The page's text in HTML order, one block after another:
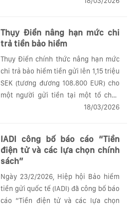
đơn...
Thụy Điển nâng hạn mức chi
trả tiền bảo hiểm
Thụy Điển chính thức nâng hạn mức
chi trả bảo hiểm tiền gửi lên 1,15 triệu
SEK (tương đương 108.800 EUR) cho
một người gửi tiền tại một tổ chức
nhận tiền gửi từ ngày 1/1/2026. Trước
(tương đương 99.300 EUR).
18/03/2026
IADI công bố báo cáo “Tiền
điện tử và các lựa chọn chính
sách”
Ngày 23/2/2026, Hiệp hội Bảo hiểm
tiền gửi quốc tế (IADI) đã công bố báo
cáo “Tiền điện tử và các lựa chọn